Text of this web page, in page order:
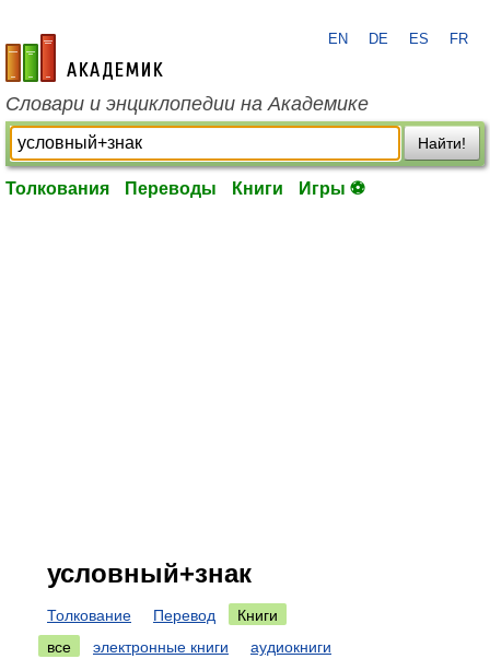
academic.ru
EN DE ES FR
Словари и энциклопедии на Академике
Найти!
Толкования Переводы Книги Игры ⚽
условный+знак
Толкование Перевод
Книги
все
электронные книги аудиокниги